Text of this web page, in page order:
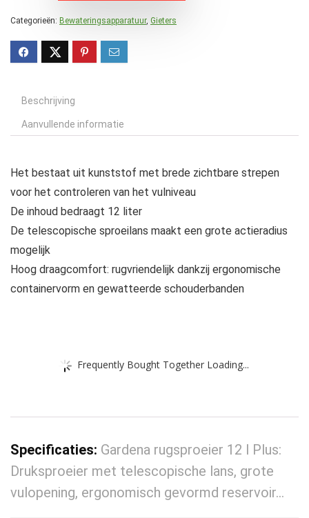
Categorieën: Bewateringsapparatuur, Gieters
Beschrijving
Aanvullende informatie
Het bestaat uit kunststof met brede zichtbare strepen
voor het controleren van het vulniveau
De inhoud bedraagt 12 liter
De telescopische sproeilans maakt een grote actieradius
mogelijk
Hoog draagcomfort: rugvriendelijk dankzij ergonomische
containervorm en gewatteerde schouderbanden
Frequently Bought Together Loading...
Specificaties: Gardena rugsproeier 12 l Plus:
Druksproeier met telescopische lans, grote
vulopening, ergonomisch gevormd reservoir…